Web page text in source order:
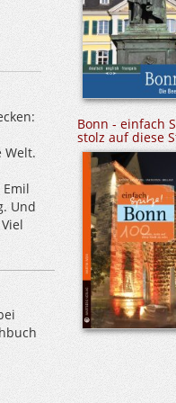
Welt.
Und
Bonn - einfach
stolz auf diese